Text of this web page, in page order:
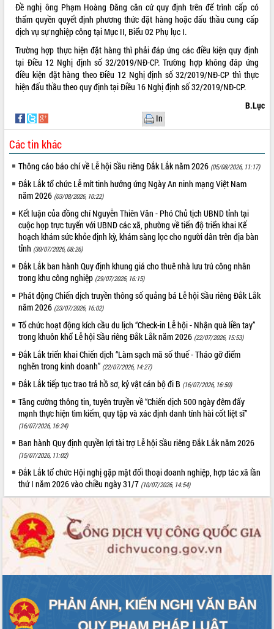
Đề nghị ông Phạm Hoàng Đăng căn cứ quy định trên để trình cấp có
thẩm quyền quyết định phương thức đặt hàng hoặc đấu thầu cung cấp
dịch vụ sự nghiệp công tại Mục II, Biểu 02 Phụ lục I.
Trường hợp thực hiện đặt hàng thì phải đáp ứng các điều kiện quy định
tại Điều 12 Nghị định số 32/2019/NĐ-CP. Trường hợp không đáp ứng
điều kiện đặt hàng theo Điều 12 Nghị định số 32/2019/NĐ-CP thì thực
hiện đấu thầu theo quy định tại Điều 16 Nghị định số 32/2019/NĐ-CP.
B.Lục
In
Các tin khác
Thông cáo báo chí về Lễ hội Sầu riêng Đắk Lắk năm 2026 (05/08/2026, 11:17)
Đắk Lắk tổ chức Lễ mít tinh hưởng ứng Ngày An ninh mạng Việt Nam
năm 2026 (03/08/2026, 10:22)
Kết luận của đồng chí Nguyễn Thiên Văn - Phó Chủ tịch UBND tỉnh tại
cuộc họp trực tuyến với UBND các xã, phường về tiến độ triển khai Kế
hoạch khám sức khỏe định kỳ, khám sàng lọc cho người dân trên địa bàn
tỉnh (30/07/2026, 08:26)
Đắk Lắk ban hành Quy định khung giá cho thuê nhà lưu trú công nhân
trong khu công nghiệp (29/07/2026, 16:15)
Phát động Chiến dịch truyền thông số quảng bá Lễ hội Sầu riêng Đắk Lắk
năm 2026 (23/07/2026, 16:02)
Tổ chức hoạt động kích cầu du lịch “Check-in Lễ hội - Nhận quà liền tay”
trong khuôn khổ Lễ hội Sầu riêng Đắk Lắk năm 2026 (22/07/2026, 15:53)
Đắk Lắk triển khai Chiến dịch “Làm sạch mã số thuế - Tháo gỡ điểm
nghẽn trong kinh doanh” (22/07/2026, 14:27)
Đắk Lắk tiếp tục trao trả hồ sơ, kỷ vật cán bộ đi B (16/07/2026, 16:50)
Tăng cường thông tin, tuyên truyền về “Chiến dịch 500 ngày đêm đẩy
mạnh thực hiện tìm kiếm, quy tập và xác định danh tính hài cốt liệt sĩ”
(16/07/2026, 16:24)
Ban hành Quy định quyền lợi tài trợ Lễ hội Sầu riêng Đắk Lắk năm 2026
(15/07/2026, 11:02)
Đắk Lắk tổ chức Hội nghị gặp mặt đối thoại doanh nghiệp, hợp tác xã lần
thứ I năm 2026 vào chiều ngày 31/7 (10/07/2026, 14:54)